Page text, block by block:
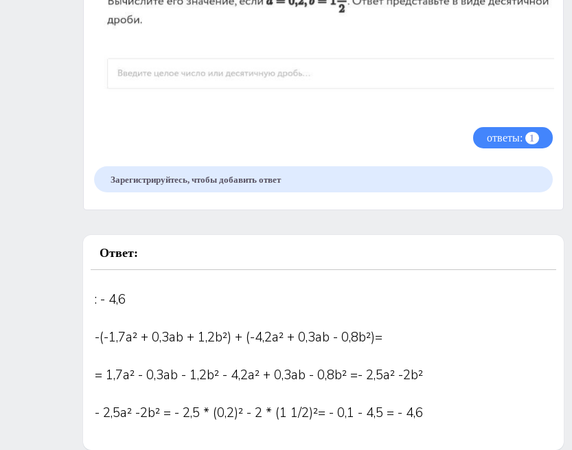
ответы: 1
Зарегистрируйтесь, чтобы добавить ответ
Ответ:
: - 4,6
-(-1,7а² + 0,3аb + 1,2b²) + (-4,2а² + 0,3аb - 0,8b²)=
= 1,7а² - 0,3аb - 1,2b² - 4,2а² + 0,3аb - 0,8b² =- 2,5а² -2b²
- 2,5а² -2b² = - 2,5 * (0,2)² - 2 * (1 1/2)²= - 0,1 - 4,5 = - 4,6